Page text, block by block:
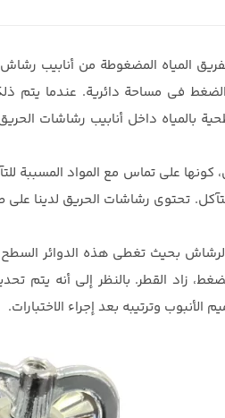
المياه المضغوطة من أنابيب
في مساحة دائرية. عندما يتم
داخل أنابيب رشاشات
كونها على تماس مع المواد المسببة
تحتوي رشاشات الحريق لدينا
الرشاش بحيث تغطي هذه الدوائر
زاد القطر. بالنظر إلى أنه يتم
وترتيبه بعد إجراء الاختبارات.